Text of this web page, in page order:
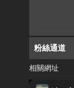
粉絲通道
相關網址